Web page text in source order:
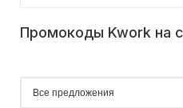
Промокоды Kwork на